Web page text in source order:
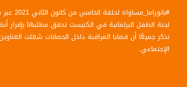
#بانوراما_مساواة لحلقة الخامس من كانون الثاني 2021 عبر شاشة قناة مساواة الفضائية تناولت :
لجنة الطفل البرلمانية في الكنيست تحقق مطلبها بإقرار
نذكر جميعًا أن قضايا المراقبة داخل الحضانات شغلت
الإجتماعي.